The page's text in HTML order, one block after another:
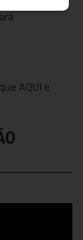
AQUI e